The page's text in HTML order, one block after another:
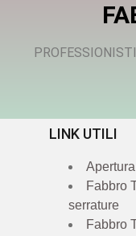
LINK UTILI
Fabbro
serrature
Fabbro